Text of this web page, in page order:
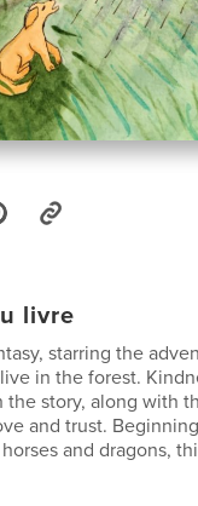
livre
starring the
in the forest.
the story, along with
and trust.
and dragons,